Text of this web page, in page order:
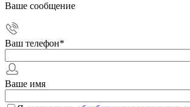
Ваше сообщение
Ваш телефон*
Ваше имя